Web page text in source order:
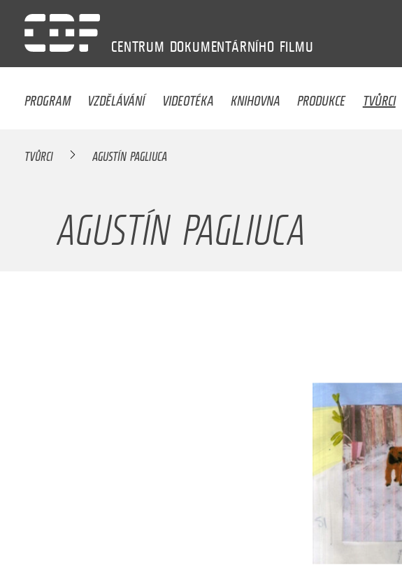
CENTRUM DOKUMENTÁRNÍHO FILMU
PROGRAM VZDĚLÁVÁNÍ VIDEOTÉKA KNIHOVNA PRODUKCE TVŮRCI
TVŮRCI AGUSTÍN PAGLIUCA
AGUSTÍN PAGLIUCA